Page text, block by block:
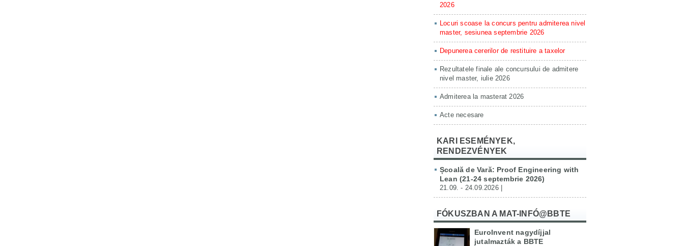
2026
Locuri scoase la concurs pentru admiterea nivel
master, sesiunea septembrie 2026
Depunerea cererilor de restituire a taxelor
Rezultatele finale ale concursului de admitere
nivel master, iulie 2026
Admiterea la masterat 2026
Acte necesare
KARI ESEMÉNYEK,
RENDEZVÉNYEK
Școală de Vară: Proof Engineering with
Lean (21-24 septembrie 2026)
21.09. - 24.09.2026 |
FÓKUSZBAN A MAT-INFÓ@BBTE
EuroInvent nagydíjjal
jutalmazták a BBTE